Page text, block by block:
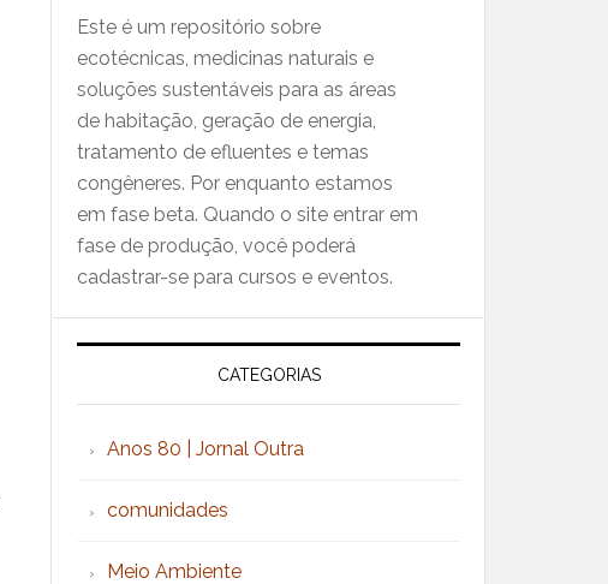
Este é um repositório sobre
ecotécnicas, medicinas naturais e
soluções sustentáveis para as áreas
de habitação, geração de energia,
tratamento de efluentes e temas
congêneres. Por enquanto estamos
em fase beta. Quando o site entrar em
fase de produção, você poderá
cadastrar-se para cursos e eventos.
CATEGORIAS
Anos 80 | Jornal Outra
comunidades
Meio Ambiente